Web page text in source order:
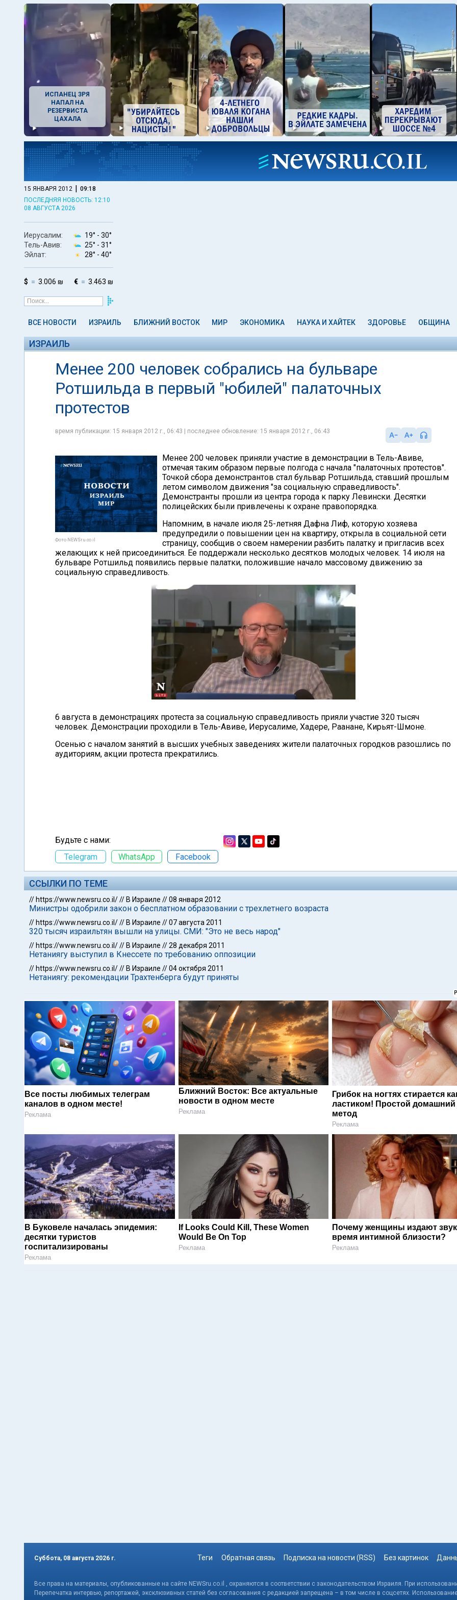
ИСПАНЕЦ ЗРЯ
НАПАЛ НА
РЕЗЕРВИСТА
ЦАХАЛА
15 ЯНВАРЯ 2012 | 09:18
ПОСЛЕДНЯЯ НОВОСТЬ: 12:10
08 АВГУСТА 2026
Иерусалим: 19° - 30°
Тель-Авив:
25° - 31°
Эйлат:
28° - 40°
$ 3.006 ₪ € 3.463 ₪
ВСЕ НОВОСТИ ИЗРАИЛЬ БЛИЖНИЙ ВОСТОК МИР ЭКОНОМИКА НАУКА И ХАЙТЕК ЗДОРОВЬЕ ОБЩИНА
ИЗРАИЛЬ
Менее 200 человек собрались на бульваре
Ротшильда в первый "юбилей" палаточных
протестов
время публикации: 15 января 2012 г., 06:43 | последнее обновление: 15 января 2012 г., 06:43
Фото NEWSru.co.il
Менее 200 человек приняли участие в демонстрации в Тель-Авиве,
отмечая таким образом первые полгода с начала "палаточных протестов".
Точкой сбора демонстрантов стал бульвар Ротшильда, ставший прошлым
летом символом движения "за социальную справедливость".
Демонстранты прошли из центра города к парку Левински. Десятки
полицейских были привлечены к охране правопорядка.
Напомним, в начале июля 25-летняя Дафна Лиф, которую хозяева
предупредили о повышении цен на квартиру, открыла в социальной сети
страницу, сообщив о своем намерении разбить палатку и пригласив всех
желающих к ней присоединиться. Ее поддержали несколько десятков молодых человек. 14 июля на
бульваре Ротшильд появились первые палатки, положившие начало массовому движению за
социальную справедливость.
6 августа в демонстрациях протеста за социальную справедливость прияли участие 320 тысяч
человек. Демонстрации проходили в Тель-Авиве, Иерусалиме, Хадере, Раанане, Кирьят-Шмоне.
Осенью с началом занятий в высших учебных заведениях жители палаточных городков разошлись по
аудиториям, акции протеста прекратились.
Будьте с нами:
Telegram
WhatsApp Facebook
ССЫЛКИ ПО ТЕМЕ
// https://www.newsru.co.il/// В Израиле //08 января 2012
Министры одобрили закон о бесплатном образовании с трехлетнего возраста
// https://www.newsru.co.il/// В Израиле //07 августа 2011
320 тысяч израильтян вышли на улицы. СМИ: "Это не весь народ"
// https://www.newsru.co.il/// В Израиле //28 декабря 2011
Нетаниягу выступил в Кнессете по требованию оппозиции
// https://www.newsru.co.il/// В Израиле //04 октября 2011
Нетаниягу: рекомендации Трахтенберга будут приняты
Все посты любимых телеграм
каналов в одном месте!
Реклама
Ближний Восток: Все актуальные
новости в одном месте
Реклама
Грибок на ногтях стирается
ластиком! Простой домашний
метод
Реклама
В Буковеле началась эпидемия:
десятки туристов
госпитализированы
Реклама
If Looks Could Kill, These Women
Would Be On Top
Реклама
Почему женщины издают
время интимной близости?
Реклама
Суббота, 08 августа 2026 г. Теги Обратная связь Подписка на новости (RSS) Без картинок
Все права на материалы, опубликованные на сайте NEWSru.co.il , охраняются в соответствии с законодательством Израиля. При
Перепечатка интервью, репортажей, эксклюзивных статей без согласования с редакцией запрещена – в том числе в соцсетях.